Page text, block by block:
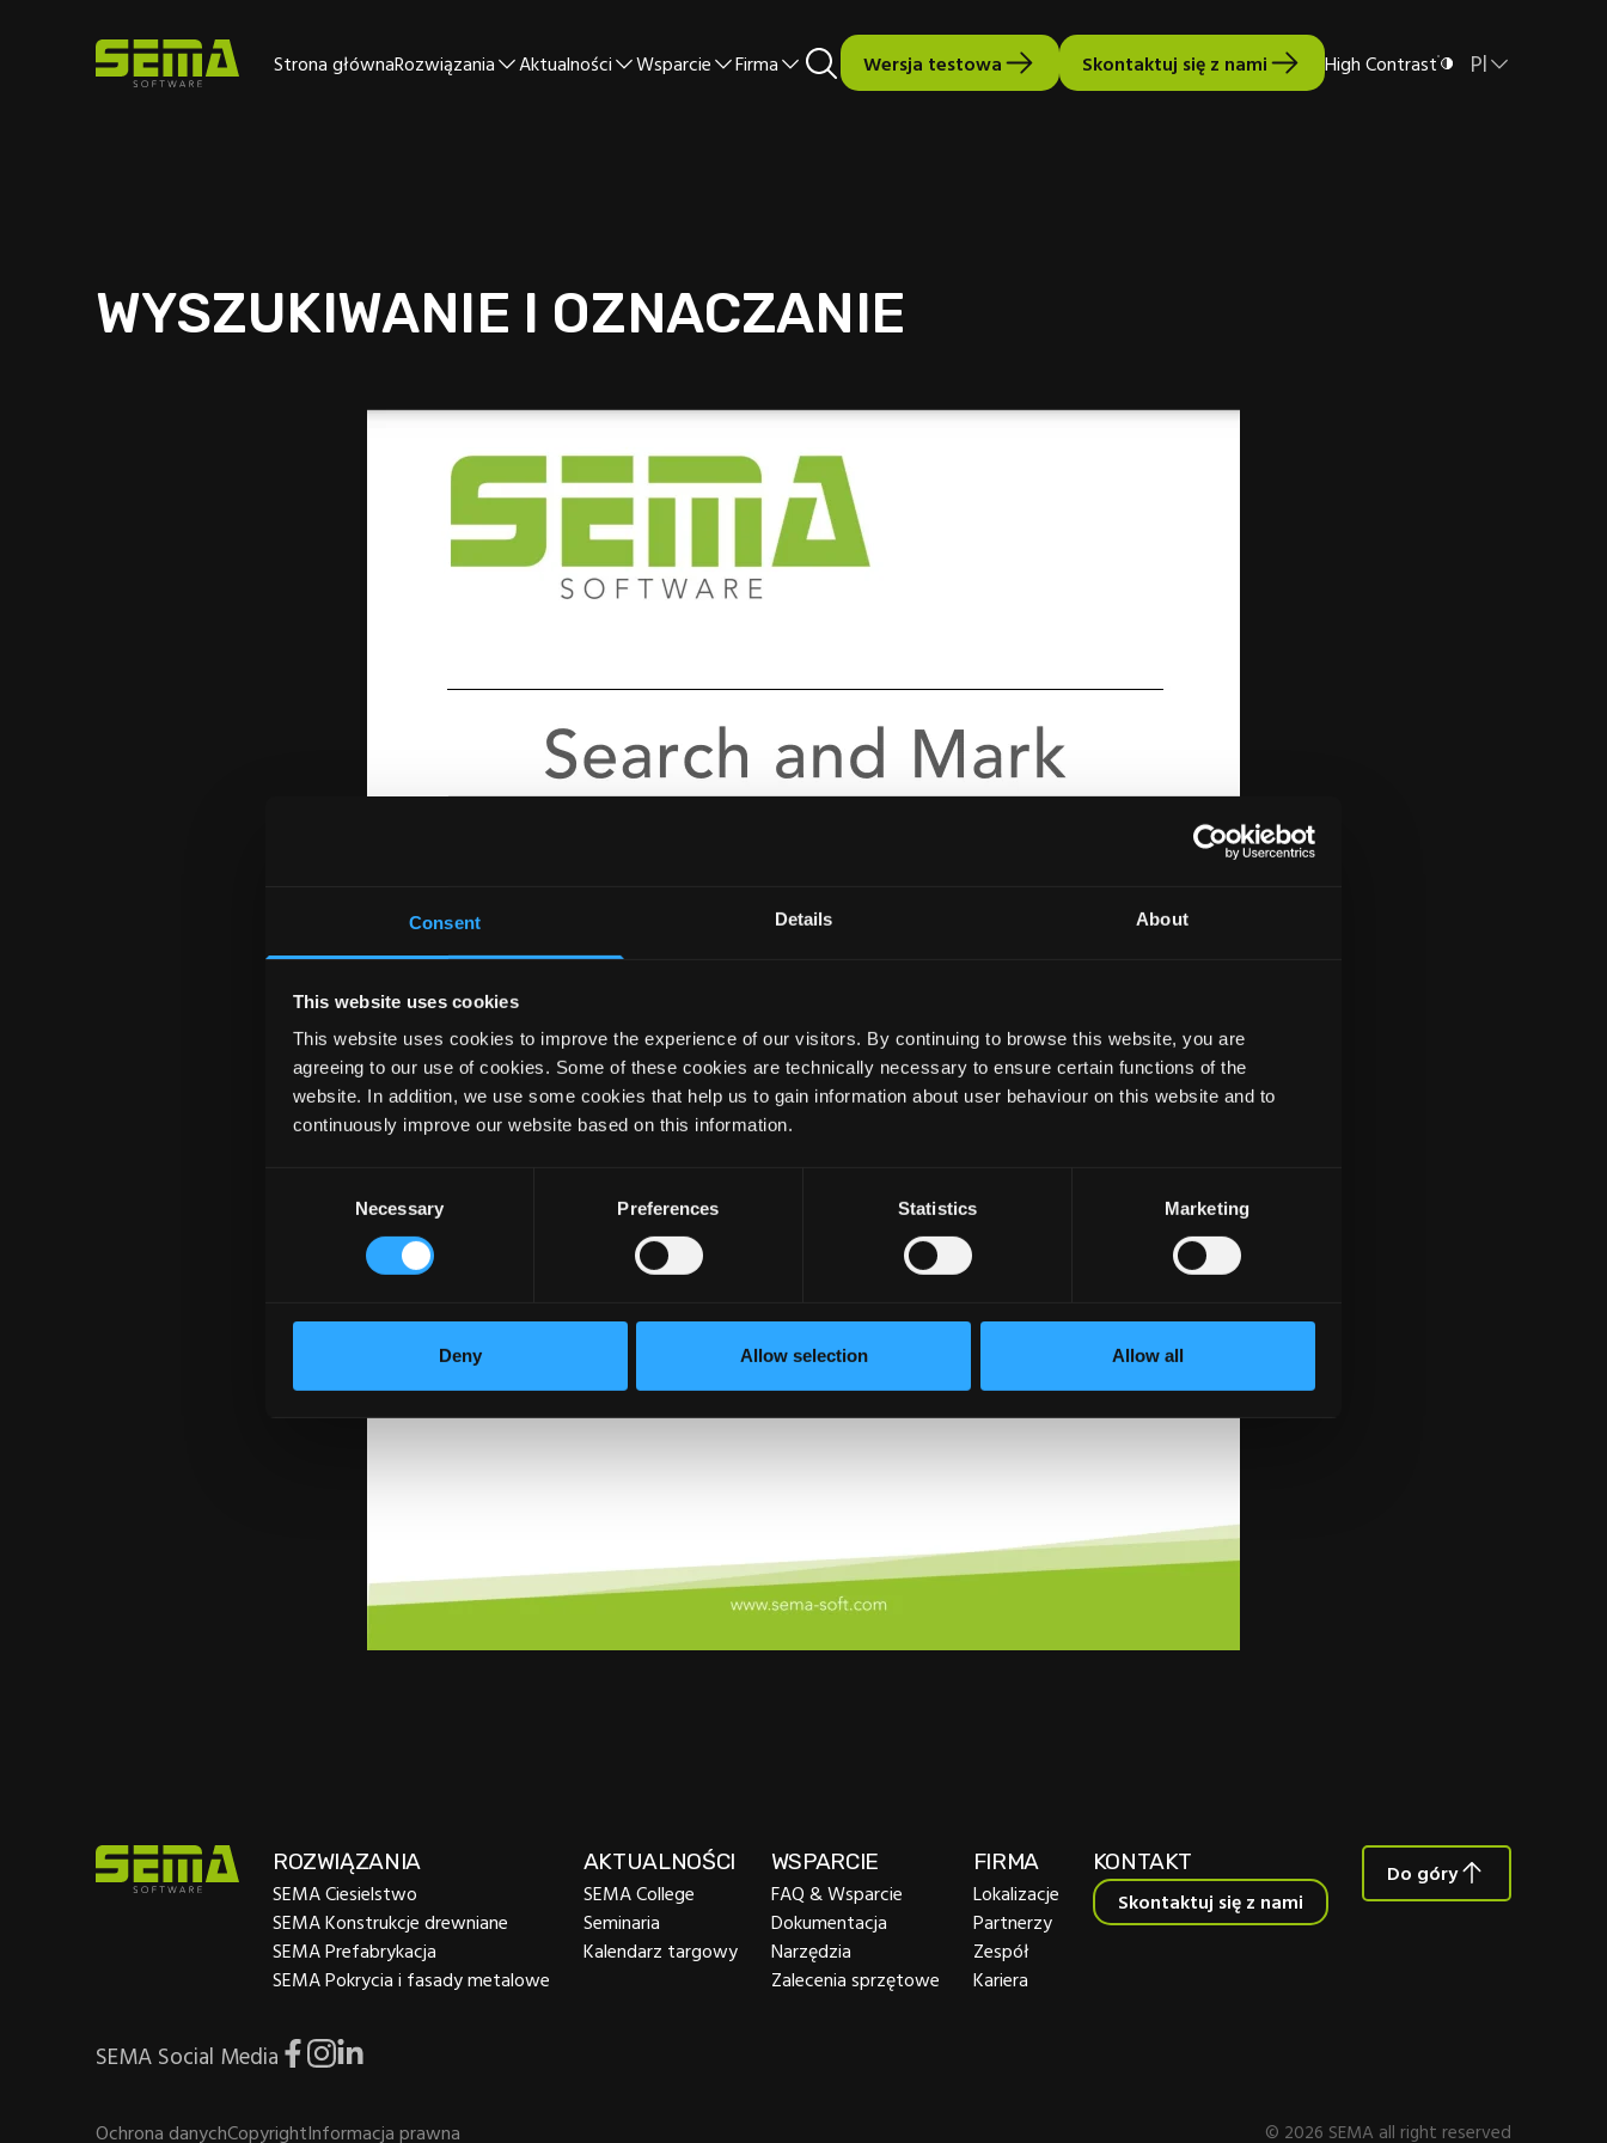
Consent Details About
This website uses cookies
This website uses cookies to improve the experience of our visitors. By continuing to browse this website, you are
agreeing to our use of cookies. Some of these cookies are technically necessary to ensure certain functions of the
website. In addition, we use some cookies that help us to gain information about user behaviour on this website and to
continuously improve our website based on this information.
Necessary Preferences Statistics Marketing
Deny Allow selection Allow all
Strona głównaRozwiązania Aktualności Wsparcie Firma Wersja testowa Skontaktuj się z nami High Contrast Pl
WYSZUKIWANIE I OZNACZANIE
ROZWIĄZANIA
SEMA Ciesielstwo
SEMA Konstrukcje drewniane
SEMA Prefabrykacja
SEMA Pokrycia i fasady metalowe
AKTUALNOŚCI
SEMA College
Seminaria
Kalendarz targowy
WSPARCIE
FAQ & Wsparcie
Dokumentacja
Narzędzia
Zalecenia sprzętowe
FIRMA
Lokalizacje
Partnerzy
Zespół
Kariera
KONTAKT
Skontaktuj się z nami
Do góry
SEMA Social Media
Ochrona danychCopyrightInformacja prawna © 2026 SEMA all right reserved